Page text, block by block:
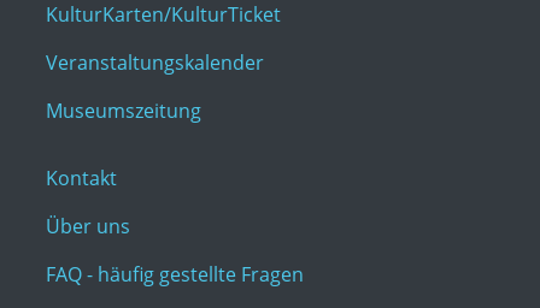
KulturKarten/KulturTicket
Veranstaltungskalender
Museumszeitung
Kontakt
Über uns
FAQ - häufig gestellte Fragen